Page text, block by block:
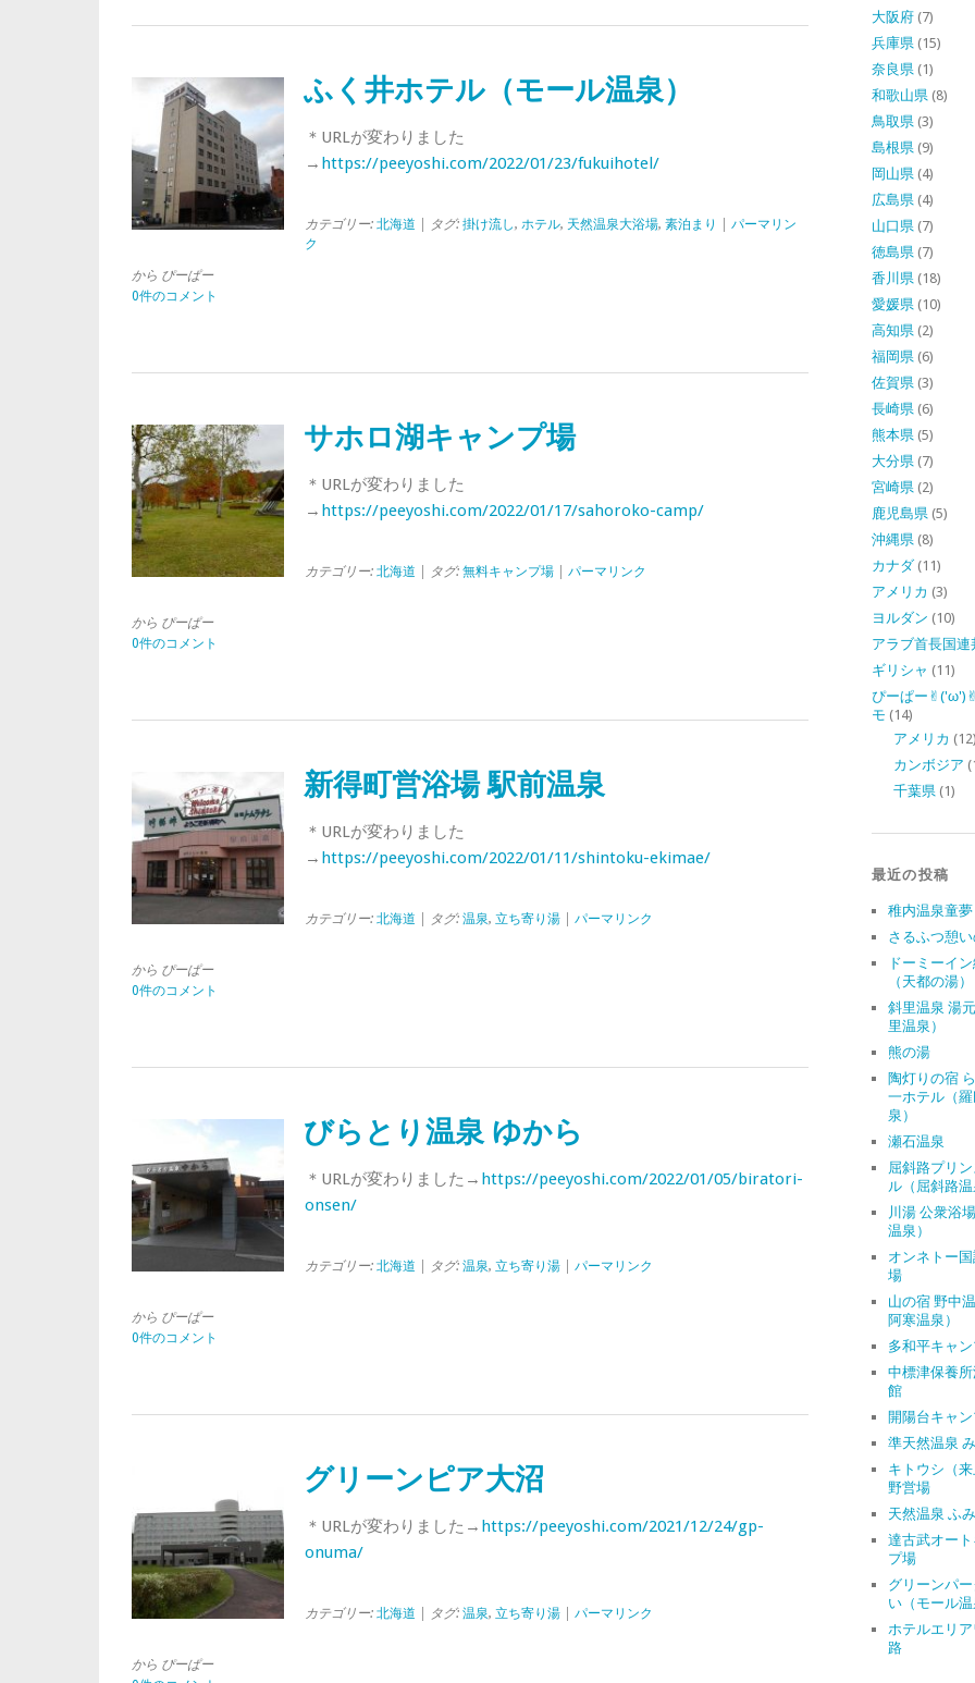
から ぴーぱー
0件のコメント
ふく井ホテル（モール温泉）
＊URLが変わりました
→ https://peeyoshi.com/2022/01/23/fukuihotel/
カテゴリー: 北海道 | タグ: 掛け流し, ホテル, 天然温泉大浴場, 素泊まり
パーマリン
ク
から ぴーぱー
0件のコメント
サホロ湖キャンプ場
＊URLが変わりました
→ https://peeyoshi.com/2022/01/17/sahoroko-camp/
カテゴリー: 北海道 | タグ: 無料キャンプ場| パーマリンク
から ぴーぱー
0件のコメント
新得町営浴場 駅前温泉
＊URLが変わりました
→ https://peeyoshi.com/2022/01/11/shintoku-ekimae/
カテゴリー: 北海道 | タグ: 温泉, 立ち寄り湯| パーマリンク
から ぴーぱー
0件のコメント
びらとり温泉 ゆから
＊URLが変わりました→ https://peeyoshi.com/2022/01/05/biratori-
onsen/
カテゴリー: 北海道 | タグ: 温泉, 立ち寄り湯| パーマリンク
から ぴーぱー
グリーンピア大沼
＊URLが変わりました→ https://peeyoshi.com/2021/12/24/gp-
onuma/
カテゴリー: 北海道 | タグ: 温泉, 立ち寄り湯| パーマリンク
大阪府(7)
兵庫県(15)
奈良県(1)
和歌山県(8)
鳥取県(3)
島根県(9)
岡山県(4)
広島県(4)
山口県(7)
徳島県(7)
香川県(18)
愛媛県(10)
高知県(2)
福岡県(6)
佐賀県(3)
長崎県(6)
熊本県(5)
大分県(7)
宮崎県(2)
鹿児島県(5)
沖縄県(8)
カナダ(11)
アメリカ (3)
ヨルダン (10)
アラブ首長国連
ギリシャ (11)
ぴーぱー
モ (14)
アメリカ (12)
カンボジア
千葉県(1)
最近の投稿
稚内温泉童夢
さるふつ憩
ドーミーイ
（天都の湯）
斜里温泉 湯
里温泉）
熊の湯
陶灯りの宿
一ホテル（羅
泉）
瀬石温泉
屈斜路プリ
ル（屈斜路温
川湯 公衆浴
温泉）
オンネトー
場
山の宿 野中
阿寒温泉）
多和平キャ
中標津保養
館
開陽台キャ
準天然温泉
キトウシ（来
野営場
天然温泉 ふ
達古武オー
プ場
グリーンパ
い（モール温
ホテルエリ
路